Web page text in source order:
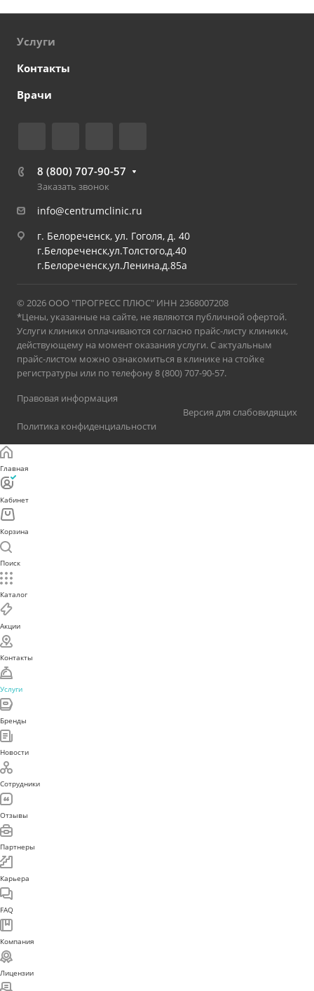
Услуги
Контакты
Врачи
8 (800) 707-90-57
Заказать звонок
info@centrumclinic.ru
г. Белореченск, ул. Гоголя, д. 40
г.Белореченск,ул.Толстого,д.40
г.Белореченск,ул.Ленина,д.85а
© 2026 ООО "ПРОГРЕСС ПЛЮС" ИНН 2368007208
*Цены, указанные на сайте, не являются публичной офертой.
Услуги клиники оплачиваются согласно прайс-листу клиники,
действующему на момент оказания услуги. С актуальным
прайс-листом можно ознакомиться в клинике на стойке
регистратуры или по телефону 8 (800) 707-90-57.
Правовая информация
Политика конфиденциальности
Версия для слабовидящих
Главная
Кабинет
Корзина
Поиск
Каталог
Акции
Контакты
Услуги
Бренды
Новости
Сотрудники
Отзывы
Партнеры
Карьера
FAQ
Компания
Лицензии